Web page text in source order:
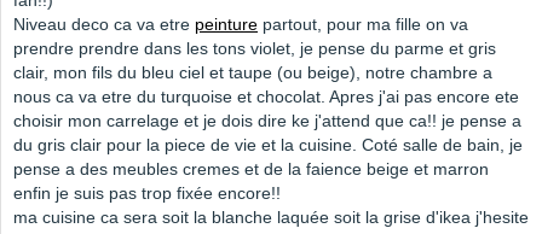
Niveau deco ca va etre peinture partout, pour ma fille on va
prendre prendre dans les tons violet, je pense du parme et gris
clair, mon fils du bleu ciel et taupe (ou beige), notre chambre a
nous ca va etre du turquoise et chocolat. Apres j'ai pas encore ete
choisir mon carrelage et je dois dire ke j'attend que ca!! je pense a
du gris clair pour la piece de vie et la cuisine. Coté salle de bain, je
pense a des meubles cremes et de la faience beige et marron
enfin je suis pas trop fixée encore!!
ma cuisine ca sera soit la blanche laquée soit la grise d'ikea j'hesite